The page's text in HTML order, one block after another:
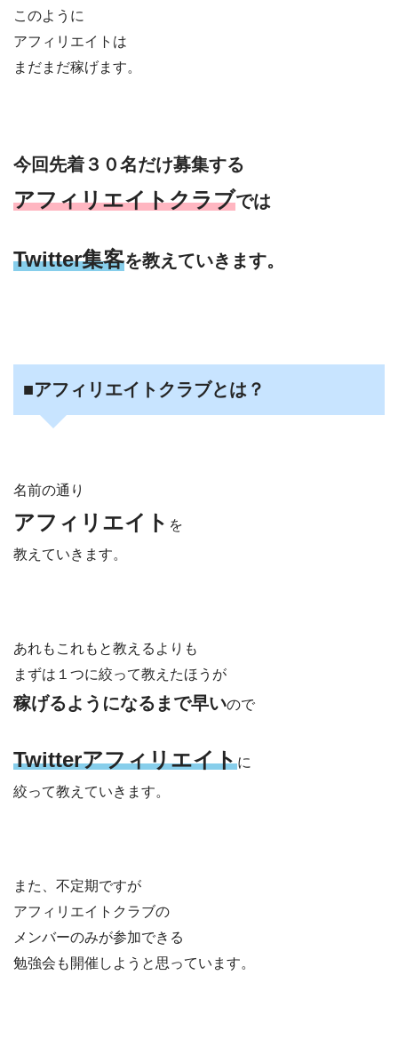
このように
アフィリエイトは
まだまだ稼げます。
今回先着３０名だけ募集する
アフィリエイトクラブでは
Twitter集客を教えていきます。
■アフィリエイトクラブとは？
名前の通り
アフィリエイト を
教えていきます。
あれもこれもと教えるよりも
まずは１つに絞って教えたほうが
稼げるようになるまで早いので
Twitterアフィリエイトに
絞って教えていきます。
また、不定期ですが
アフィリエイトクラブの
メンバーのみが参加できる
勉強会も開催しようと思っています。